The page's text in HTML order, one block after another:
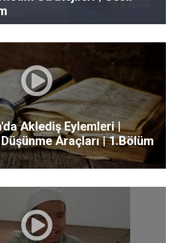
Aklediş Eylemleri |
Araçları | 1.Bölüm